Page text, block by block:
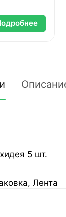
5 шт.
Лента